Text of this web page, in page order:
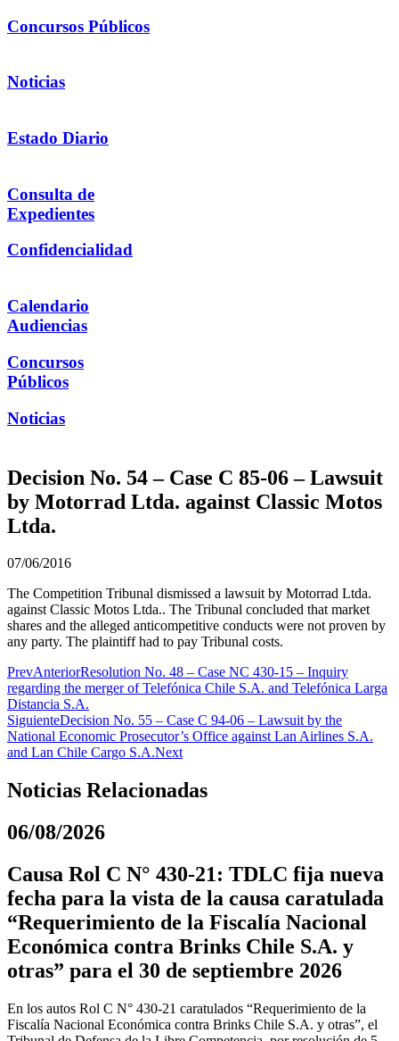
Concursos Públicos
Noticias
Estado Diario
Consulta de
Expedientes
Confidencialidad
Calendario
Audiencias
Concursos
Públicos
Noticias
Decision No. 54 – Case C 85-06 – Lawsuit
by Motorrad Ltda. against Classic Motos
Ltda.
07/06/2016
The Competition Tribunal dismissed a lawsuit by Motorrad Ltda.
against Classic Motos Ltda.. The Tribunal concluded that market
shares and the alleged anticompetitive conducts were not proven by
any party. The plaintiff had to pay Tribunal costs.
PrevAnteriorResolution No. 48 – Case NC 430-15 – Inquiry
regarding the merger of Telefónica Chile S.A. and Telefónica Larga
Distancia S.A.
SiguienteDecision No. 55 – Case C 94-06 – Lawsuit by the
National Economic Prosecutor’s Office against Lan Airlines S.A.
and Lan Chile Cargo S.A.Next
Noticias Relacionadas
06/08/2026
Causa Rol C N° 430-21: TDLC fija nueva
fecha para la vista de la causa caratulada
“Requerimiento de la Fiscalía Nacional
Económica contra Brinks Chile S.A. y
otras” para el 30 de septiembre 2026
En los autos Rol C N° 430-21 caratulados “Requerimiento de la
Fiscalía Nacional Económica contra Brinks Chile S.A. y otras”, el